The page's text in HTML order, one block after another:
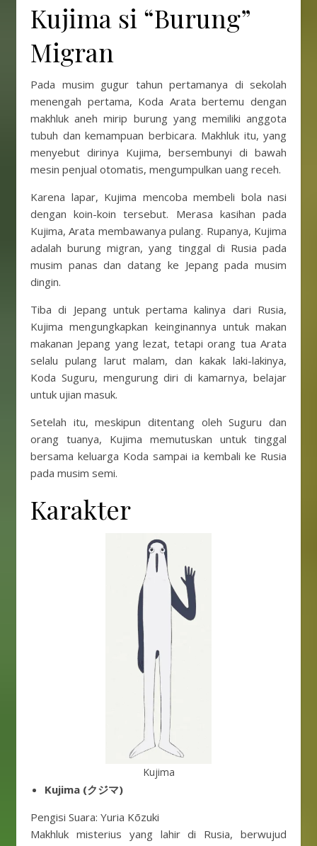
Kujima si “Burung”
Migran
Pada musim gugur tahun pertamanya di sekolah
menengah pertama, Koda Arata bertemu dengan
makhluk aneh mirip burung yang memiliki anggota
tubuh dan kemampuan berbicara. Makhluk itu, yang
menyebut dirinya Kujima, bersembunyi di bawah
mesin penjual otomatis, mengumpulkan uang receh.
Karena lapar, Kujima mencoba membeli bola nasi
dengan koin-koin tersebut. Merasa kasihan pada
Kujima, Arata membawanya pulang. Rupanya, Kujima
adalah burung migran, yang tinggal di Rusia pada
musim panas dan datang ke Jepang pada musim
dingin.
Tiba di Jepang untuk pertama kalinya dari Rusia,
Kujima mengungkapkan keinginannya untuk makan
makanan Jepang yang lezat, tetapi orang tua Arata
selalu pulang larut malam, dan kakak laki-lakinya,
Koda Suguru, mengurung diri di kamarnya, belajar
untuk ujian masuk.
Setelah itu, meskipun ditentang oleh Suguru dan
orang tuanya, Kujima memutuskan untuk tinggal
bersama keluarga Koda sampai ia kembali ke Rusia
pada musim semi.
Karakter
Kujima
Kujima (クジマ)
Pengisi Suara: Yuria Kōzuki
Makhluk misterius yang lahir di Rusia, berwujud